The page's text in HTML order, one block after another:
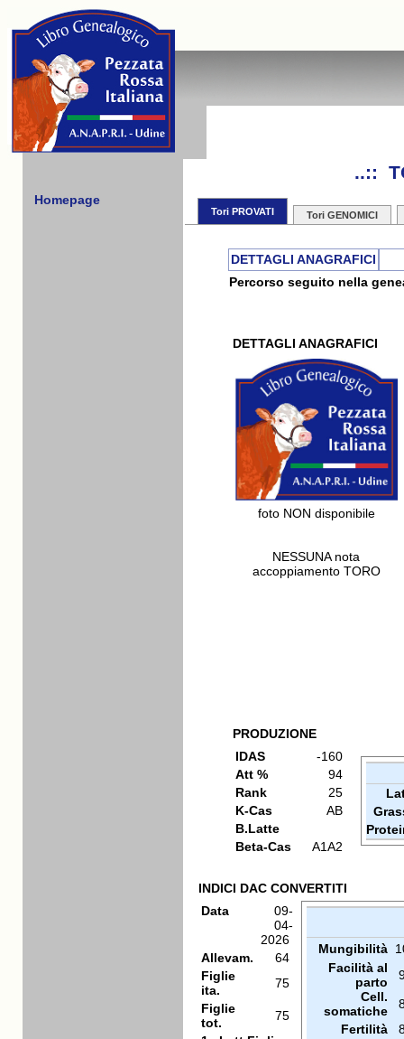
Homepage
..::
Tori PROVATI Tori GENOMICI
DETTAGLI ANAGRAFICI
Percorso seguito nella
DETTAGLI ANAGRAFICI
foto NON disponibile
NESSUNA nota
accoppiamento TORO
PRODUZIONE
IDAS
-160
Att %
94
Rank
25
K-Cas
AB
B.Latte
Beta-Cas
A1A2
INDICI DAC CONVERTITI
Data
09-
04-
2026
Allevam.
64
Figlie
ita.
75
Figlie
tot.
75
Mungibilità
Facilità al
parto
Cell.
somatiche
Fertilità